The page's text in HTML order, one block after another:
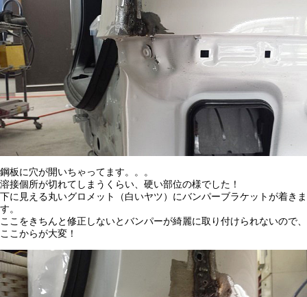
鋼板に穴が開いちゃってます。。。
溶接個所が切れてしまうくらい、硬い部位の様でした！
下に見える丸いグロメット（白いヤツ）にバンパーブラケットが着きま
す。
ここをきちんと修正しないとバンパーが綺麗に取り付けられないので、
ここからが大変！